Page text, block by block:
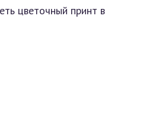
цветочный принт в